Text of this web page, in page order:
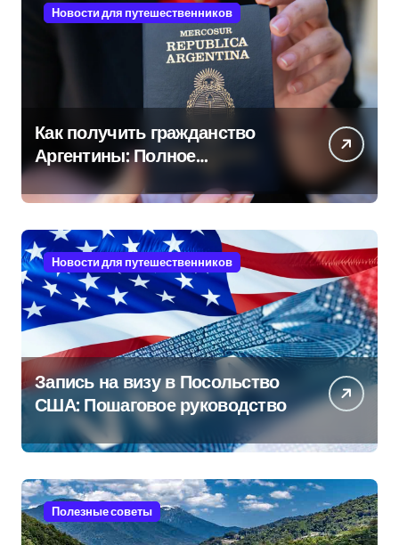
Новости для путешественников
Как получить гражданство
Аргентины: Полное
руководство
Новости для путешественников
Запись на визу в Посольство
США: Пошаговое руководство
Полезные советы